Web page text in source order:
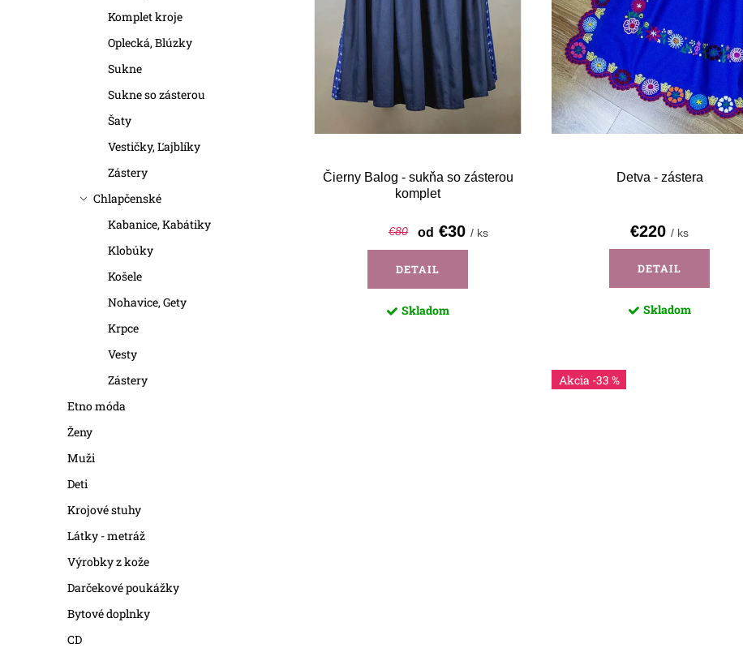
Komplet kroje
Oplecká, Blúzky
Sukne
Sukne so zásterou
Šaty
Vestičky, Ľajblíky
Zástery
Chlapčenské
Kabanice, Kabátiky
Klobúky
Košele
Nohavice, Gety
Krpce
Vesty
Zástery
Etno móda
Ženy
Muži
Deti
Krojové stuhy
Látky - metráž
Výrobky z kože
Darčekové poukážky
Bytové doplnky
CD
Čierny Balog - sukňa so zásterou
komplet
€80 od €30/ ks
DETAIL
Skladom
Detva - zástera
€220/ ks
DETAIL
Skladom
-33 %